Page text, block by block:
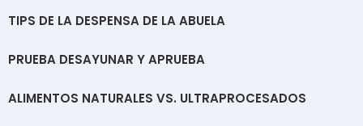
TIPS DE LA DESPENSA DE LA ABUELA
PRUEBA DESAYUNAR Y APRUEBA
ALIMENTOS NATURALES VS. ULTRAPROCESADOS